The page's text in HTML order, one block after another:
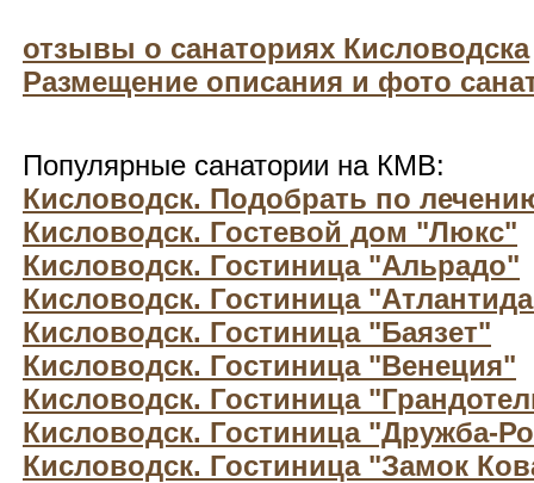
отзывы о санаториях Кисловодска
Размещение описания и фото
Популярные санатории на КМВ:
Кисловодск. Подобрать по
Кисловодск. Гостевой дом "Люкс"
Кисловодск. Гостиница "Альрадо"
Кисловодск. Гостиница
Кисловодск. Гостиница "Баязет"
Кисловодск. Гостиница "Венеция"
Кисловодск. Гостиница
Кисловодск. Гостиница "Дружба-
Кисловодск. Гостиница "Замок